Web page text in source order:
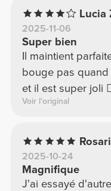
Lucia
2025-11-06
Super bien
Il maintient
bouge pas
et il est super joli
Voir l'original
2025-10-24
Magnifique
J'ai essayé